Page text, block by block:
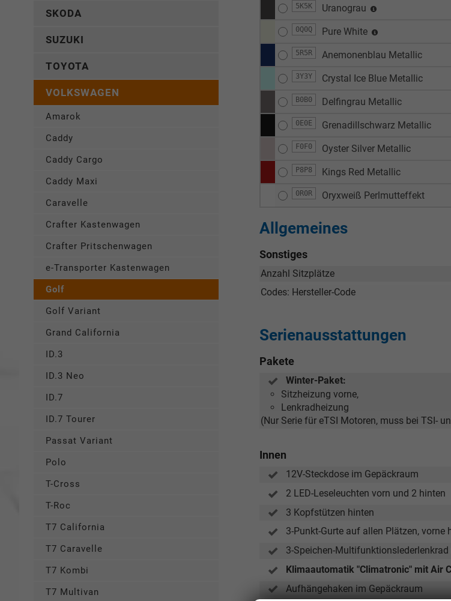
5K5K Uranograu
0Q0Q Pure White
5R5R Anemonenblau Metallic
3Y3Y Crystal Ice Blue Metallic
B0B0 Delfingrau Metallic
0E0E Grenadillschwarz Metallic
F0F0 Oyster Silver Metallic
P8P8 Kings Red Metallic
0R0R Oryxweiß Perlmutteffekt
Allgemeines
Sonstiges
Anzahl Sitzplätze
Codes: Hersteller-Code
Serienausstattungen
Pakete
Winter-Paket:
Sitzheizung vorne,
Lenkradheizung
(Nur Serie für eTSI Motoren, muss bei TSI-
Innen
12V-Steckdose im Gepäckraum
2 LED-Leseleuchten vorn und 2 hinten
3 Kopfstützen hinten
3-Punkt-Gurte auf allen Plätzen, vorne
3-Speichen-
Klimaautomatik "Climatronic" mit Air
Aufhängehaken im Gepäckraum
SKODA
SUZUKI
TOYOTA
VOLKSWAGEN
Amarok
Caddy
Caddy Cargo
Caddy Maxi
Caravelle
Crafter Kastenwagen
Crafter Pritschenwagen
e-Transporter Kastenwagen
Golf
Golf Variant
Grand California
ID.3
ID.3 Neo
ID.7
ID.7 Tourer
Passat Variant
Polo
T-Cross
T-Roc
T7 California
T7 Caravelle
T7 Kombi
T7 Multivan